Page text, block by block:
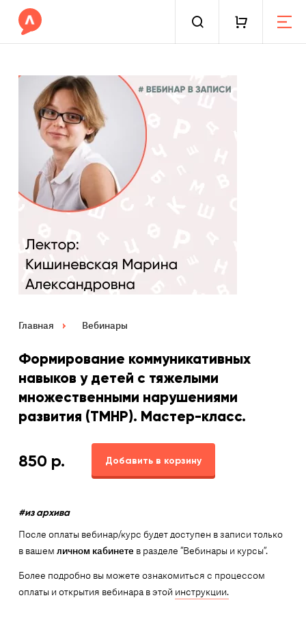
Главная Вебинары
Формирование коммуникативных
навыков у детей с тяжелыми
множественными нарушениями
развития (ТМНР). Мастер-класс.
850 р. Добавить в корзину
#из архива
После оплаты вебинар/курс будет доступен в записи только
в вашем личном кабинете в разделе “Вебинары и курсы”.
Более подробно вы можете ознакомиться с процессом
оплаты и открытия вебинара в этой инструкции.